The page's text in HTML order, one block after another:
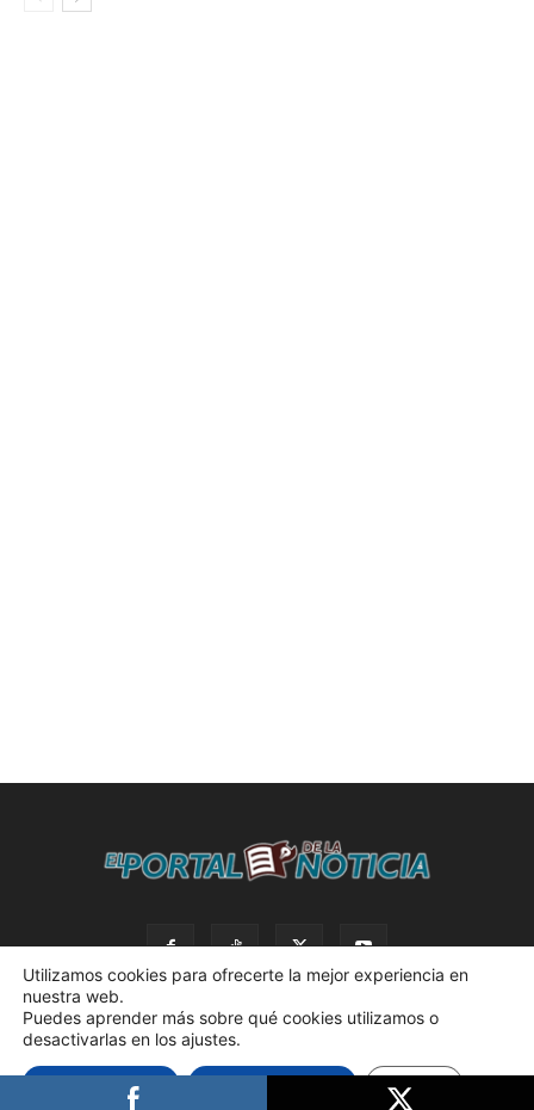
© 2023 El Portal de la Noticia. Todos los derechos reservados. |
Política de privacidad. |
Desarrollado por AdBox
Utilizamos cookies para ofrecerte la mejor experiencia en
nuestra web.
Puedes aprender más sobre qué cookies utilizamos o
desactivarlas en los ajustes.
Aceptar cookies Ajustes